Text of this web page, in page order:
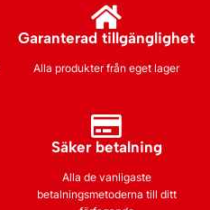
Garanterad tillgänglighet
Alla produkter från eget lager
Säker betalning
Alla de vanligaste
betalningsmetoderna till ditt